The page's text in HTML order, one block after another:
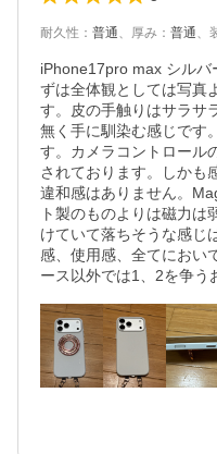
耐久性 ： 普通、 厚み ： 普通、
iPhone17pro max シルバ
ずは全体観としては写真
す。皮の手触りはサラサ
無く手に馴染む感じです
す。カメラコントロール
されております。しかも
違和感はありません。
ト製のものよりは磁力は
けていて落ちそうな感じ
感、使用感、全てにおい
ース以外では1、2を争う